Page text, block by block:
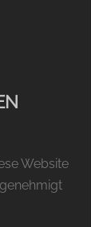
Website